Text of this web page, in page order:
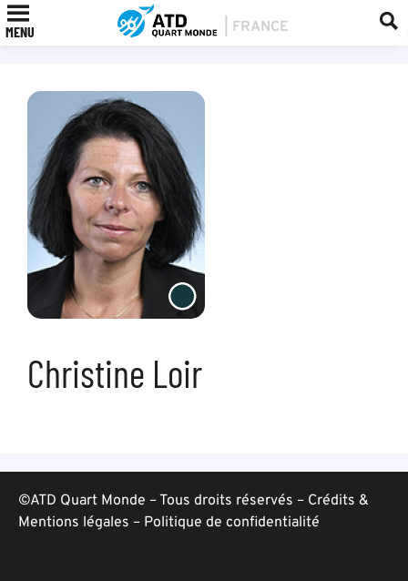
MENU
Christine Loir
©ATD Quart Monde – Tous droits réservés – Crédits &
Mentions légales – Politique de confidentialité